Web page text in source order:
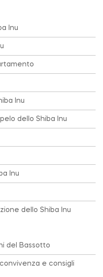
Inu
Inu
dello Shiba Inu
Inu
dello Shiba Inu
del Bassotto
e consigli